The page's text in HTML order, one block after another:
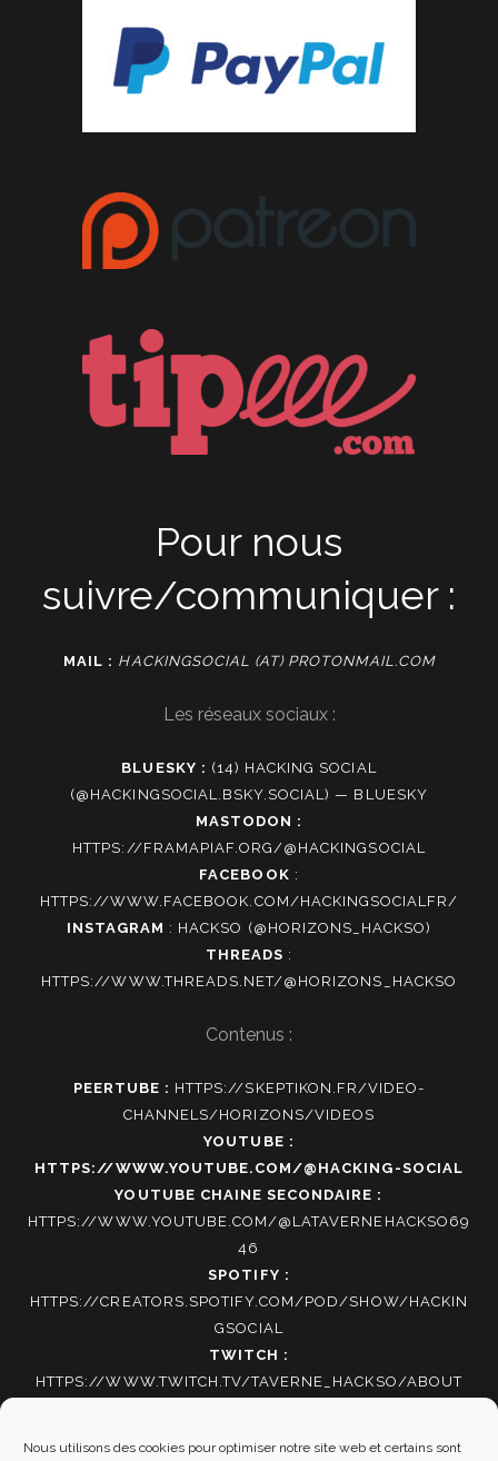
Nous utilisons des cookies pour optimiser notre site web et certains sont
Pour nous
suivre/communiquer :
MAIL : HACKINGSOCIAL (AT) PROTONMAIL.COM
Les réseaux sociaux :
BLUESKY : (14) HACKING SOCIAL
(@HACKINGSOCIAL.BSKY.SOCIAL) — BLUESKY
MASTODON :
HTTPS://FRAMAPIAF.ORG/@HACKINGSOCIAL
FACEBOOK :
HTTPS://WWW.FACEBOOK.COM/HACKINGSOCIALFR/
INSTAGRAM : HACKSO (@HORIZONS_HACKSO)
THREADS :
HTTPS://WWW.THREADS.NET/@HORIZONS_HACKSO
Contenus :
PEERTUBE : HTTPS://SKEPTIKON.FR/VIDEO-
CHANNELS/HORIZONS/VIDEOS
YOUTUBE :
HTTPS://WWW.YOUTUBE.COM/@HACKING-SOCIAL
YOUTUBE CHAINE SECONDAIRE :
HTTPS://WWW.YOUTUBE.COM/@LATAVERNEHACKSO69
46
SPOTIFY :
HTTPS://CREATORS.SPOTIFY.COM/POD/SHOW/HACKIN
GSOCIAL
TWITCH :
HTTPS://WWW.TWITCH.TV/TAVERNE_HACKSO/ABOUT